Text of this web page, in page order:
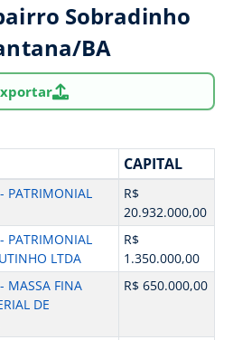
Sobradinho
BA
CAPITAL
PATRIMONIAL
R$
20.932.000,00
PATRIMONIAL
LTDA
R$
1.350.000,00
MASSA FINA
DE
R$ 650.000,00